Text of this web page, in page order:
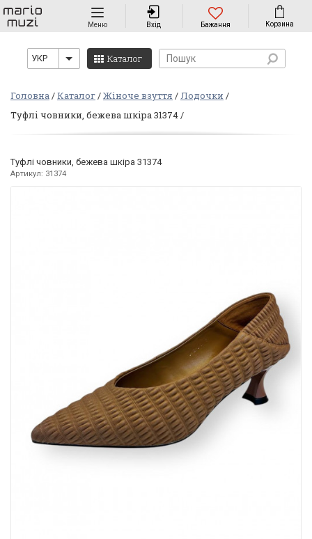
Навігація
Меню Вхід Бажання Корзина
УКР Каталог
Головна Каталог Жіноче взуття
Лодочки
Туфлі човники, бежева шкіра 31374
Туфлі човники, бежева шкіра 31374
Артикул: 31374